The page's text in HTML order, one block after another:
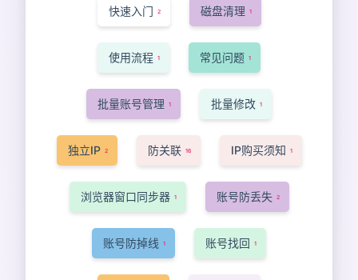
快速入门 2 磁盘清理 1
使用流程 1 常见问题 1
批量账号管理 1 批量修改 1
独立IP 2 防关联 16 IP购买须知 1
浏览器窗口同步器 1 账号防丢失 2
账号防掉线 1 账号找回 1